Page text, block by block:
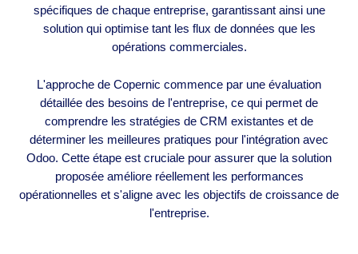
spécifiques de chaque entreprise, garantissant ainsi une
solution qui optimise tant les flux de données que les
opérations commerciales.
L'approche de Copernic commence par une évaluation
détaillée des besoins de l'entreprise, ce qui permet de
comprendre les stratégies de CRM existantes et de
déterminer les meilleures pratiques pour l'intégration avec
Odoo. Cette étape est cruciale pour assurer que la solution
proposée améliore réellement les performances
opérationnelles et s'aligne avec les objectifs de croissance de
l'entreprise.